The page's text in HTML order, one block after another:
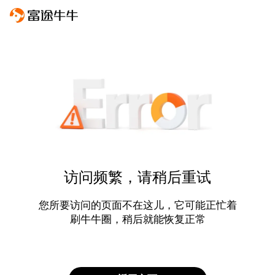
访问频繁，请稍后重试
您所要访问的页面不在这儿，它可能正忙着
刷牛牛圈，稍后就能恢复正常